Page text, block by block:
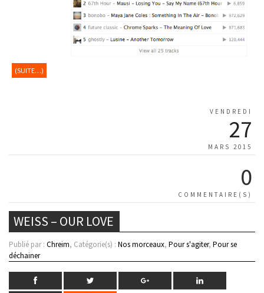
(SUITE…)
VENDREDI
27
MARS 2015
0
COMMENTAIRE(S)
WEISS – OUR LOVE
Publié par : Chreim, Catégorie(s) : Nos morceaux, Pour s'agiter, Pour se
déchainer